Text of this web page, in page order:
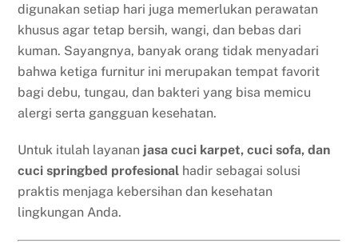
digunakan setiap hari juga memerlukan perawatan
khusus agar tetap bersih, wangi, dan bebas dari
kuman. Sayangnya, banyak orang tidak menyadari
bahwa ketiga furnitur ini merupakan tempat favorit
bagi debu, tungau, dan bakteri yang bisa memicu
alergi serta gangguan kesehatan.
Untuk itulah layanan jasa cuci karpet, cuci sofa, dan
cuci springbed profesional hadir sebagai solusi
praktis menjaga kebersihan dan kesehatan
lingkungan Anda.